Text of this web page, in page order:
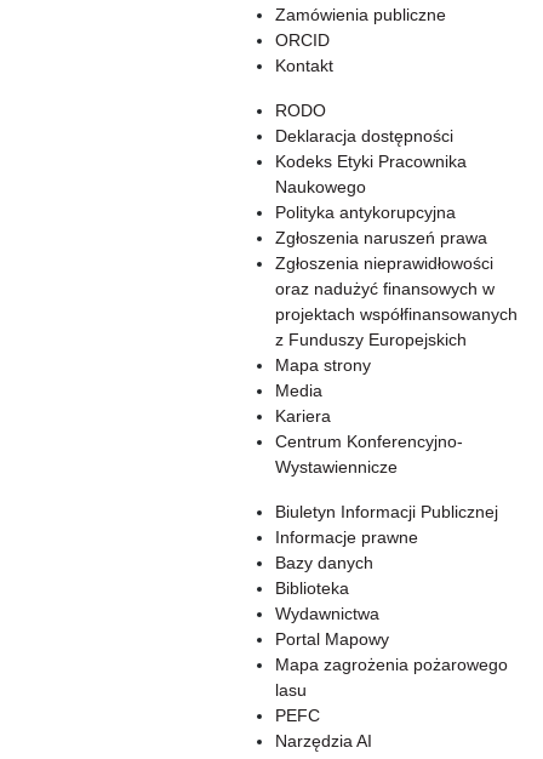
Zamówienia publiczne
ORCID
Kontakt
RODO
Deklaracja dostępności
Kodeks Etyki Pracownika
Naukowego
Polityka antykorupcyjna
Zgłoszenia naruszeń prawa
Zgłoszenia nieprawidłowości
oraz nadużyć finansowych w
projektach współfinansowanych
z Funduszy Europejskich
Mapa strony
Media
Kariera
Centrum Konferencyjno-
Wystawiennicze
Biuletyn Informacji Publicznej
Informacje prawne
Bazy danych
Biblioteka
Wydawnictwa
Portal Mapowy
Mapa zagrożenia pożarowego
lasu
PEFC
Narzędzia AI